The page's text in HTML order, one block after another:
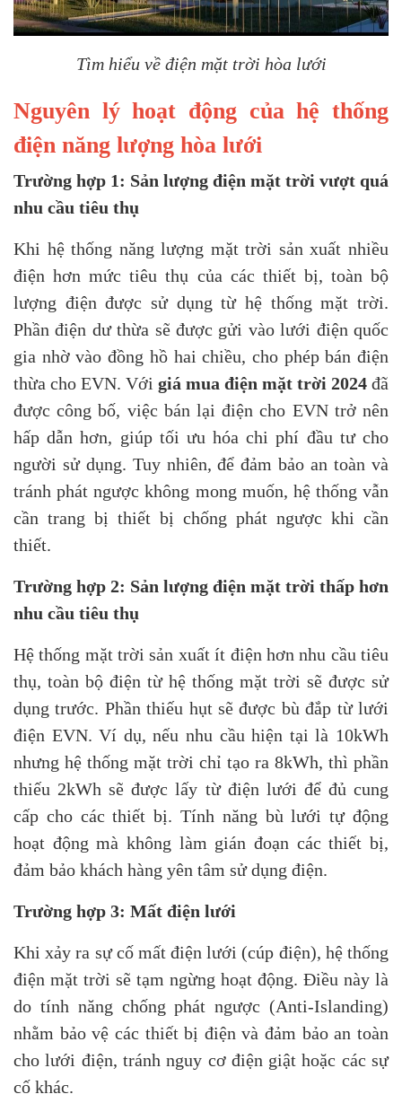
Tìm hiểu về điện mặt trời hòa lưới
Nguyên lý hoạt động của hệ thống
điện năng lượng hòa lưới
Trường hợp 1: Sản lượng điện mặt trời vượt quá
nhu cầu tiêu thụ
Khi hệ thống năng lượng mặt trời sản xuất nhiều
điện hơn mức tiêu thụ của các thiết bị, toàn bộ
lượng điện được sử dụng từ hệ thống mặt trời.
Phần điện dư thừa sẽ được gửi vào lưới điện quốc
gia nhờ vào đồng hồ hai chiều, cho phép bán điện
thừa cho EVN. Với giá mua điện mặt trời 2024 đã
được công bố, việc bán lại điện cho EVN trở nên
hấp dẫn hơn, giúp tối ưu hóa chi phí đầu tư cho
người sử dụng. Tuy nhiên, để đảm bảo an toàn và
tránh phát ngược không mong muốn, hệ thống vẫn
cần trang bị thiết bị chống phát ngược khi cần
thiết.
Trường hợp 2: Sản lượng điện mặt trời thấp hơn
nhu cầu tiêu thụ
Hệ thống mặt trời sản xuất ít điện hơn nhu cầu tiêu
thụ, toàn bộ điện từ hệ thống mặt trời sẽ được sử
dụng trước. Phần thiếu hụt sẽ được bù đắp từ lưới
điện EVN. Ví dụ, nếu nhu cầu hiện tại là 10kWh
nhưng hệ thống mặt trời chỉ tạo ra 8kWh, thì phần
thiếu 2kWh sẽ được lấy từ điện lưới để đủ cung
cấp cho các thiết bị. Tính năng bù lưới tự động
hoạt động mà không làm gián đoạn các thiết bị,
đảm bảo khách hàng yên tâm sử dụng điện.
Trường hợp 3: Mất điện lưới
Khi xảy ra sự cố mất điện lưới (cúp điện), hệ thống
điện mặt trời sẽ tạm ngừng hoạt động. Điều này là
do tính năng chống phát ngược (Anti-Islanding)
nhằm bảo vệ các thiết bị điện và đảm bảo an toàn
cho lưới điện, tránh nguy cơ điện giật hoặc các sự
cố khác.